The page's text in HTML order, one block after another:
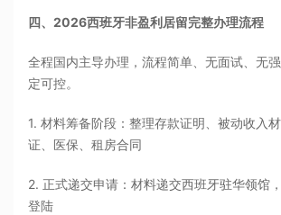
四、2026西班牙非盈利居留完整办理流程
全程国内主导办理，流程简单、无面试、无
定可控。
1. 材料筹备阶段：整理存款证明、被动收入
证、医保、租房合同
2. 正式递交申请：材料递交西班牙驻华领馆
登陆